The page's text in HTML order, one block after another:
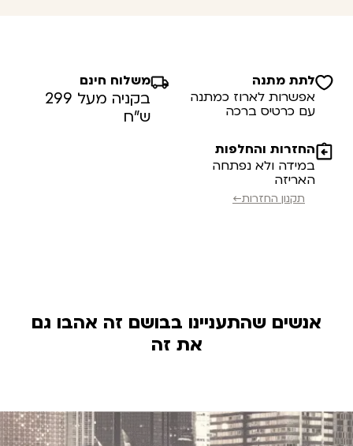
לתת מתנה
אפשרות לארוז כמתנה
עם כרטיס ברכה
משלוח חינם
בקניה מעל 299
ש”ח
החזרות והחלפות
במידה ולא נפתחה
האריזה
תקנון החזרות←
אנשים שהתעניינו בבושם זה אהבו גם
את זה